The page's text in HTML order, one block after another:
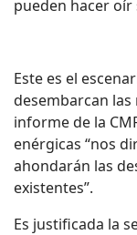
pueden hacer oír
Este es el
desembarcan las
informe de la
enérgicas “nos
ahondarán las
existentes”.
Es justificada la